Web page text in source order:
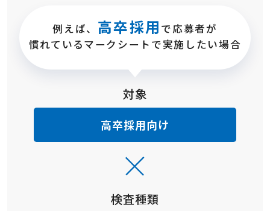
例えば、 高卒採用 で応募者が
慣れているマークシートで実施したい場合
対象
高卒採用向け
検査種類